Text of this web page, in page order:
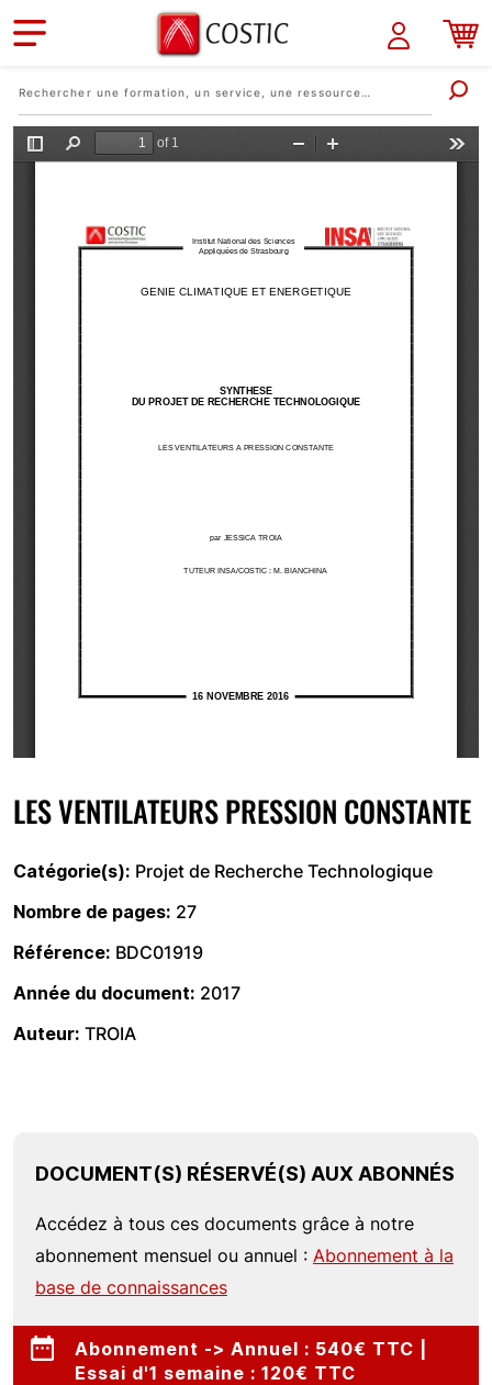
Aller au contenu principal
LES VENTILATEURS PRESSION CONSTANTE
Catégorie(s) Projet de Recherche Technologique
Nombre de pages 27
Référence BDC01919
Année du document 2017
Auteur TROIA
DOCUMENT(S) RÉSERVÉ(S) AUX ABONNÉS
Accédez à tous ces documents grâce à notre
abonnement mensuel ou annuel : Abonnement à la
base de connaissances
Abonnement -> Annuel : 540€ TTC |
Essai d'1 semaine : 120€ TTC